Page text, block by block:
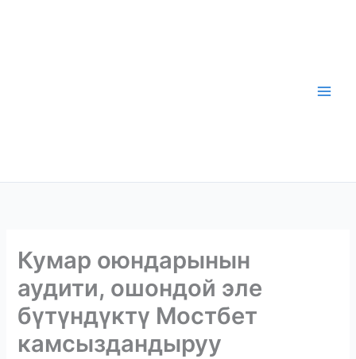
Кумар оюндарынын
аудити, ошондой эле
бүтүндүктү Мостбет
камсыздандыруу